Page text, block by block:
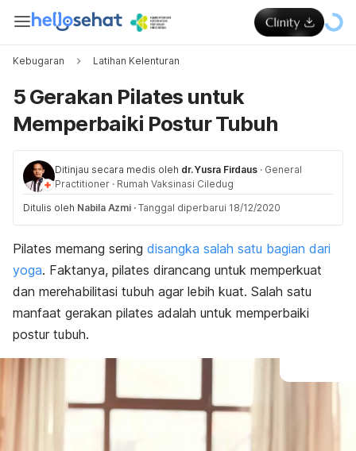
Kebugaran Latihan Kelenturan
5 Gerakan Pilates untuk
Memperbaiki Postur Tubuh
Ditinjau secara medis oleh dr. Yusra Firdaus · General
Practitioner · Rumah Vaksinasi Ciledug
Ditulis oleh Nabila Azmi · Tanggal diperbarui 18/12/2020
Pilates memang sering disangka salah satu bagian dari
yoga. Faktanya, pilates dirancang untuk memperkuat
dan merehabilitasi tubuh agar lebih kuat. Salah satu
manfaat gerakan pilates adalah untuk memperbaiki
postur tubuh.